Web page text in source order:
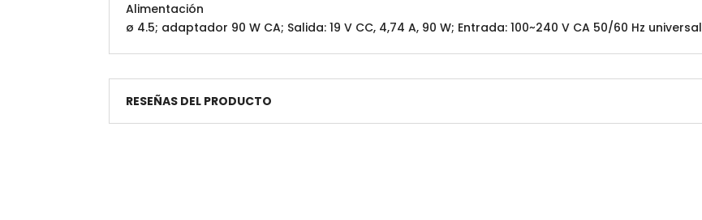
Alimentación
ø 4.5; adaptador 90 W CA; Salida: 19 V CC, 4,74 A, 90 W; Entrada: 100~240 V CA 50/60 Hz universal
RESEÑAS DEL PRODUCTO